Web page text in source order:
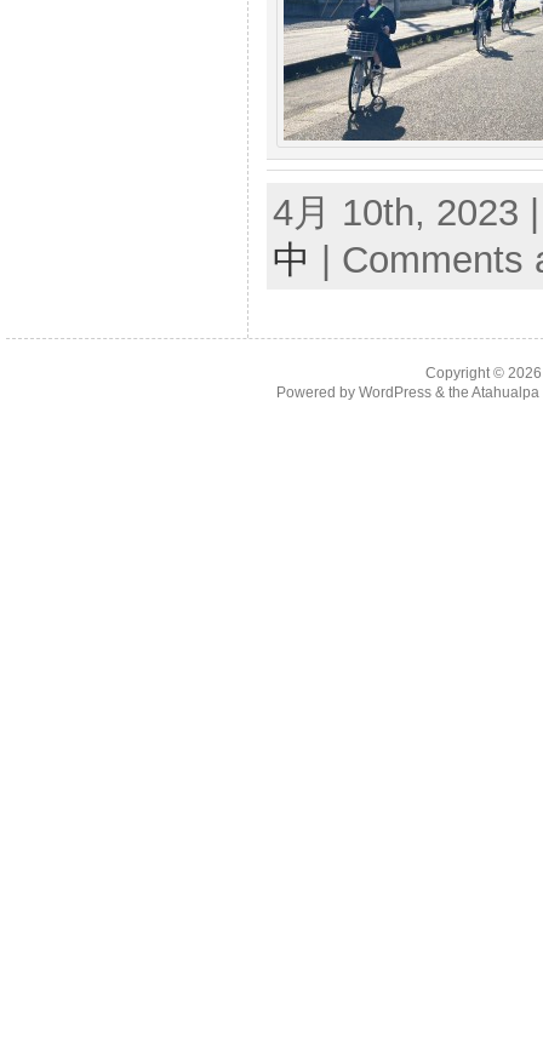
4月 10th, 2023
中
Comments
Copyright ©
Powered by WordPress& the Atahualpa